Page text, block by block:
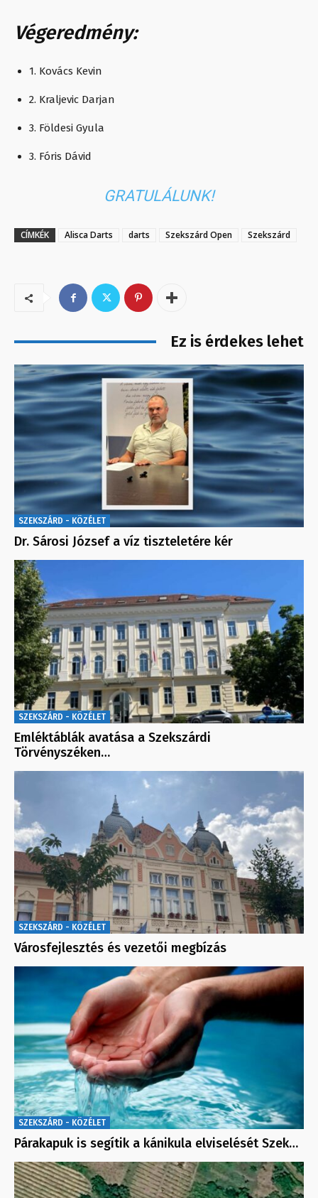
Végeredmény:
1. Kovács Kevin
2. Kraljevic Darjan
3. Földesi Gyula
3. Fóris Dávid
GRATULÁLUNK!
CÍMKÉK Alisca Darts darts Szekszárd Open Szekszárd
Ez is érdekes lehet
SZEKSZÁRD - KÖZÉLET
Dr. Sárosi József a víz tiszteletére kér
SZEKSZÁRD - KÖZÉLET
Emléktáblák avatása a Szekszárdi
Törvényszéken…
SZEKSZÁRD - KÖZÉLET
Városfejlesztés és vezetői megbízás
SZEKSZÁRD - KÖZÉLET
Párakapuk is segítik a kánikula elviselését Szek…